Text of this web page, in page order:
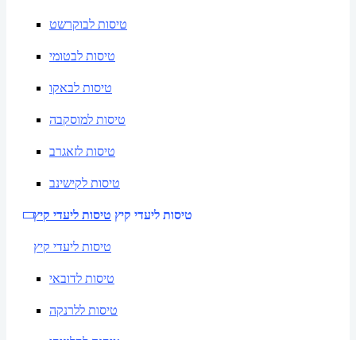
טיסות לבוקרשט
טיסות לבטומי
טיסות לבאקו
טיסות למוסקבה
טיסות לזאגרב
טיסות לקישינב
טיסות ליעדי קיץ טיסות ליעדי קיץ
טיסות ליעדי קיץ
טיסות לדובאי
טיסות ללרנקה